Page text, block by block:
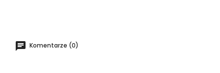
Komentarze (0)